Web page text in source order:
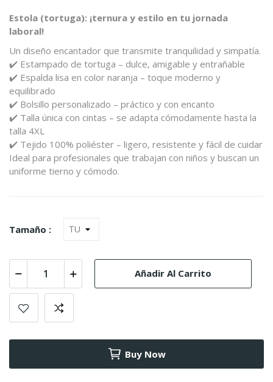
Estola (tortuga): ¡ternura y estilo en tu jornada
laboral!
Un diseño encantador que transmite tranquilidad y simpatía.
✔️ Estampado de tortuga – dulce, amigable y entrañable
✔️ Espalda lisa en color naranja – toque moderno y
equilibrado
✔️ Bolsillo personalizado – práctico y con encanto
✔️ Talla única con cintas – se adapta cómodamente hasta la
talla 4XL
✔️ Tejido 100% poliéster – ligero, resistente y fácil de cuidar
Ideal para profesionales que trabajan con niños y buscan un
uniforme tierno y cómodo.
Tamaño :
Añadir Al Carrito
Buy Now